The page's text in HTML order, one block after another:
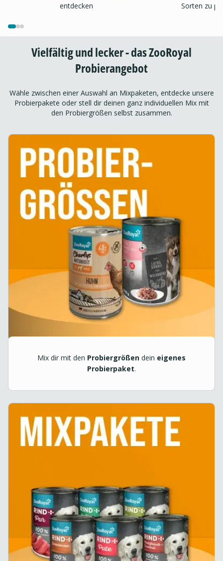
entdecken
Sorten zu
Vielfältig und lecker - das ZooRoyal
Probierangebot
Wähle zwischen einer Auswahl an Mixpaketen, entdecke unsere
Probierpakete oder stell dir deinen ganz individuellen Mix mit
den Probiergrößen selbst zusammen.
Mix dir mit den Probiergrößen dein eigenes
Probierpaket.